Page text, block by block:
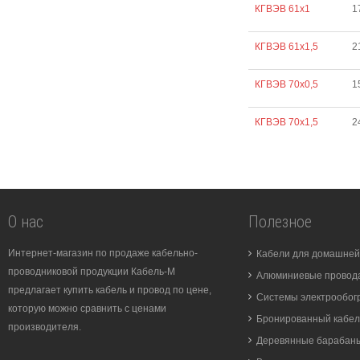
КГВЭВ 61х1
КГВЭВ 61х1,5
КГВЭВ 70х0,5
КГВЭВ 70х1,5
О нас
Интернет-магазин по продаже кабельно-
проводниковой продукции Кабель-М
предлагает купить кабель и провод по цене,
которую можно сравнить с ценами
производителя.
Полезное
Кабели для
Алюминиевые
Системы
Бронированный
Деревянные